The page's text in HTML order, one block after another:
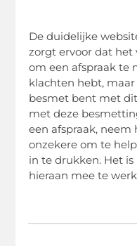
De duidelijke
zorgt ervoor dat het
om een afspraak te
klachten hebt,
besmet bent met
met deze
een afspraak, neem
onzekere om te
in te drukken. Het
hieraan mee te